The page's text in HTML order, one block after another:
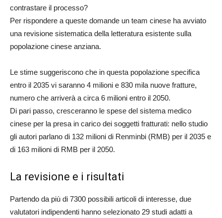
contrastare il processo?
Per rispondere a queste domande un team cinese ha avviato
una revisione sistematica della letteratura esistente sulla
popolazione cinese anziana.
Le stime suggeriscono che in questa popolazione specifica
entro il 2035 vi saranno 4 milioni e 830 mila nuove fratture,
numero che arriverà a circa 6 milioni entro il 2050.
Di pari passo, cresceranno le spese del sistema medico
cinese per la presa in carico dei soggetti fratturati: nello studio
gli autori parlano di 132 milioni di Renminbi (RMB) per il 2035 e
di 163 milioni di RMB per il 2050.
La revisione e i risultati
Partendo da più di 7300 possibili articoli di interesse, due
valutatori indipendenti hanno selezionato 29 studi adatti a